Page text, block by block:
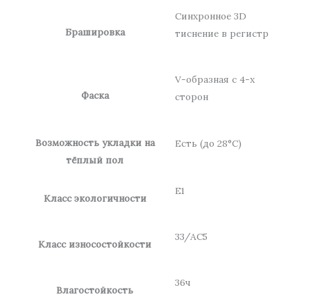
Брашировка
Синхронное 3D
тиснение в регистр
Фаска
V-образная с 4-х
сторон
Возможность укладки на
тёплый пол
Есть (до 28°С)
Класс экологичности
Е1
Класс износостойкости
33/АС5
Влагостойкость
36ч